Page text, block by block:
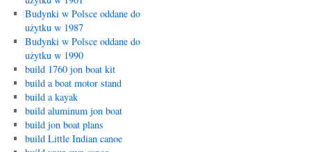
Budynki w Polsce oddane do
użytku w 1987
Budynki w Polsce oddane do
użytku w 1990
build 1760 jon boat kit
build a boat motor stand
build a kayak
build aluminum jon boat
build jon boat plans
build Little Indian canoe